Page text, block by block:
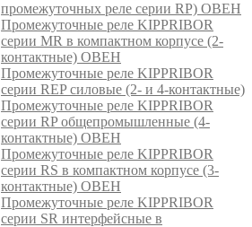
промежуточных реле серии RP) ОВЕН
Промежуточные реле KIPPRIBOR
серии MR в компактном корпусе (2-
контактные) ОВЕН
Промежуточные реле KIPPRIBOR
серии REP силовые (2- и 4-контактные)
Промежуточные реле KIPPRIBOR
серии RP общепромышленные (4-
контактные) ОВЕН
Промежуточные реле KIPPRIBOR
серии RS в компактном корпусе (3-
контактные) ОВЕН
Промежуточные реле KIPPRIBOR
серии SR интерфейсные в